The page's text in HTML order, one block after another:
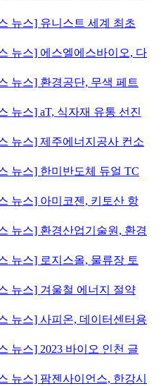
뉴스] 유니스트 세계 최초
뉴스] 에스엘에스바이오, 다
뉴스] 환경공단, 무색 페트
뉴스] aT, 식자재 유통 선진
뉴스] 제주에너지공사 컨소
뉴스] 한미반도체 듀얼 TC
뉴스] 아미코젠, 키토산 항
뉴스] 환경산업기술원, 환경
뉴스] 로지스올, 물류장 토
뉴스] 겨울철 에너지 절약
뉴스] 사피온, 데이터센터용
뉴스] 2023 바이오 인천 글
뉴스] 팜젠사이언스, 한강시